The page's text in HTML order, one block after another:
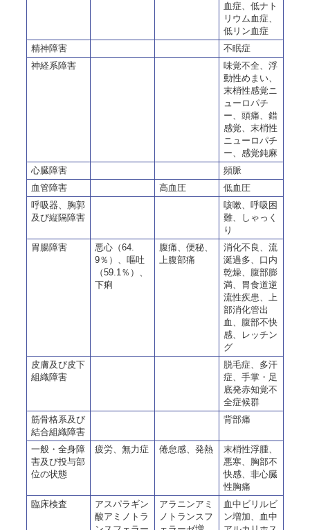
血症、低ナト
リウム血症、
低リン血症
精神障害
不眠症
神経系障害
味覚不全、浮
動性めまい、
末梢性感覚ニ
ューロパチ
ー、頭痛、錯
感覚、末梢性
ニューロパチ
ー、感覚鈍麻
心臓障害
頻脈
血管障害
高血圧
低血圧
呼吸器、胸郭
及び縦隔障害
咳嗽、呼吸困
難、しゃっく
り
胃腸障害
悪心（64.
9％）、嘔吐
（59.1％）、
下痢
腹痛、便秘、
上腹部痛
消化不良、流
涎過多、口内
乾燥、腹部膨
満、胃食道逆
流性疾患、上
部消化管出
血、腹部不快
感、レッチン
グ
皮膚及び皮下
組織障害
脱毛症、多汗
症、手掌・足
底発赤知覚不
全症候群
筋骨格系及び
結合組織障害
背部痛
一般・全身障
害及び投与部
位の状態
疲労、無力症 倦怠感、発熱
末梢性浮腫、
悪寒、胸部不
快感、非心臓
性胸痛
臨床検査
アスパラギン
酸アミノトラ
アラニンアミ
ノトランスフ
血中ビリルビ
ン増加、血中